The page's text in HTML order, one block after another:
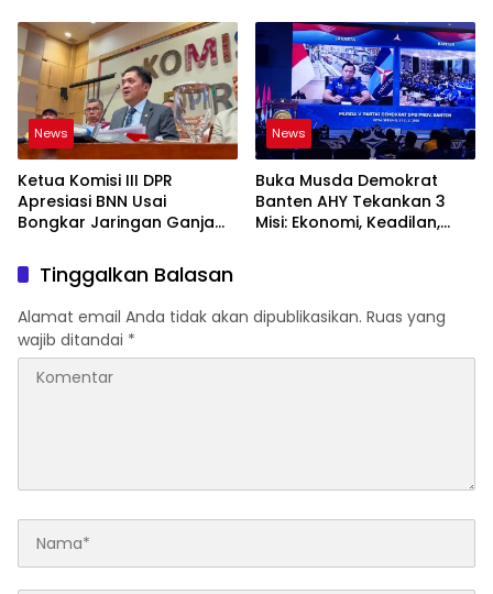
News
Ketua Komisi III DPR
Apresiasi BNN Usai
Bongkar Jaringan Ganja
News
Buka Musda Demokrat
Banten AHY Tekankan 3
Misi: Ekonomi, Keadilan,
Tinggalkan Balasan
Alamat email Anda tidak akan dipublikasikan. Ruas yang
wajib ditandai *